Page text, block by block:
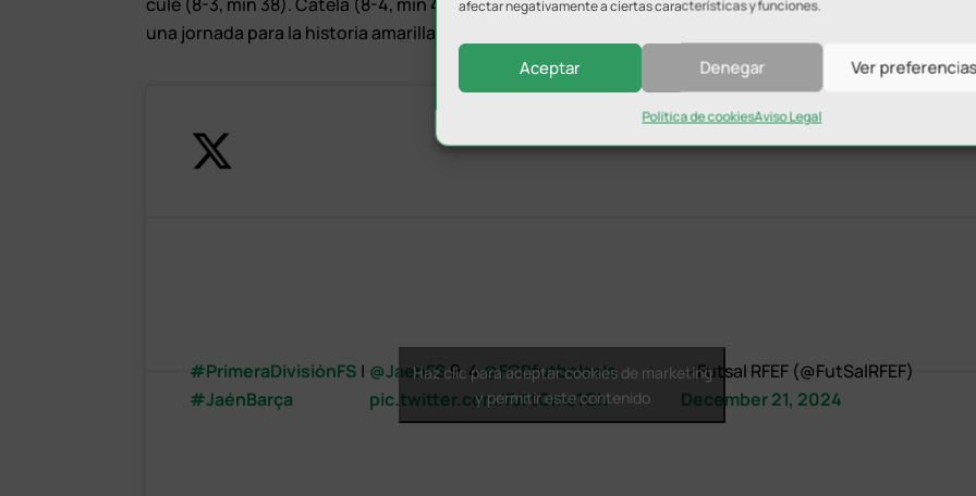
afectar negativamente a ciertas características y funciones.
Aceptar Denegar Ver
Política de cookiesAviso Legal
una jornada para la historia amarilla.
#PrimeraDivisiónFS |
#JaénBarça
@JaenFS9-4@FCBfutbolsala
pic.twitter.com/FJFtOms1Qh
— Futsal RFEF (@FutSalRFEF)
December 21, 2024
Haz clic para aceptar cookies de marketing
y permitir este contenido